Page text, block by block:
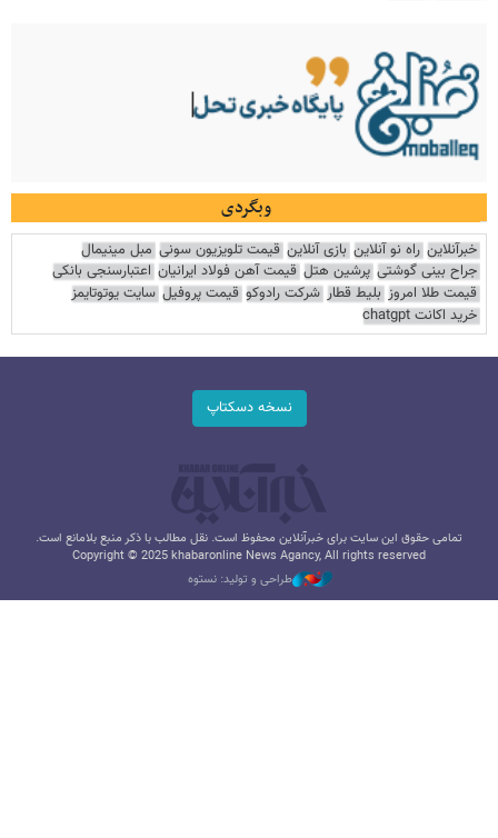
وبگردی
خبرآنلاین راه نو آنلاین بازی آنلاین قیمت تلویزیون سونی مبل مینیمال
جراح بینی گوشتی پرشین هتل قیمت آهن فولاد ایرانیان اعتبارسنجی بانکی
قیمت طلا امروز بلیط قطار شرکت رادوکو قیمت پروفیل سایت یوتوتایمز
خرید اکانت chatgpt
نسخه دسکتاپ
تمامی حقوق این سایت برای خبرآنلاین محفوظ است. نقل مطالب با ذکر منبع بلامانع است.
Copyright © 2025 khabaronline News Agancy, All rights reserved
طراحی و تولید: نستوه